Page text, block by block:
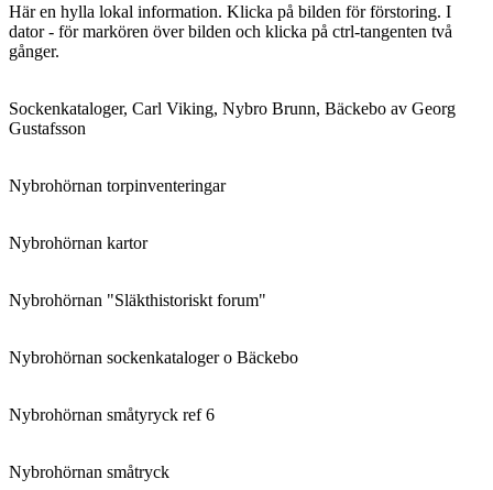
Här en hylla lokal information. Klicka på bilden för förstoring. I
dator - för markören över bilden och klicka på ctrl-tangenten två
gånger.
Sockenkataloger, Carl Viking, Nybro Brunn, Bäckebo av Georg
Gustafsson
Nybrohörnan torpinventeringar
Nybrohörnan kartor
Nybrohörnan "Släkthistoriskt forum"
Nybrohörnan sockenkataloger o Bäckebo
Nybrohörnan småtyryck ref 6
Nybrohörnan småtryck